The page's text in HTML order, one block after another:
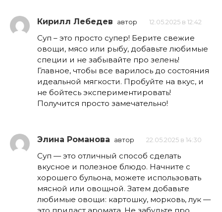
Кирилл Лебедев автор 12.05.2025 в 12:42
Суп – это просто супер! Берите свежие
овощи, мясо или рыбу, добавьте любимые
специи и не забывайте про зелень!
Главное, чтобы все варилось до состояния
идеальной мягкости. Пробуйте на вкус, и
не бойтесь экспериментировать!
Получится просто замечательно!
Элина Романова автор 22.05.2025 в 14:30
Суп — это отличный способ сделать
вкусное и полезное блюдо. Начните с
хорошего бульона, можете использовать
мясной или овощной. Затем добавьте
любимые овощи: картошку, морковь, лук —